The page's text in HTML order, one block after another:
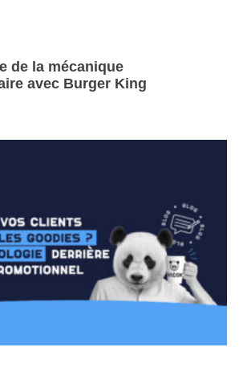
de la mécanique
avec Burger King